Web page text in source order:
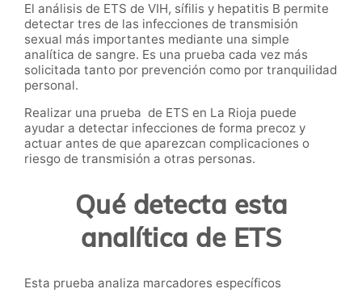
El análisis de ETS de VIH, sífilis y hepatitis B permite
detectar tres de las infecciones de transmisión
sexual más importantes mediante una simple
analítica de sangre. Es una prueba cada vez más
solicitada tanto por prevención como por tranquilidad
personal.
Realizar una prueba de ETS en La Rioja puede
ayudar a detectar infecciones de forma precoz y
actuar antes de que aparezcan complicaciones o
riesgo de transmisión a otras personas.
Qué detecta esta
analítica de ETS
Esta prueba analiza marcadores específicos